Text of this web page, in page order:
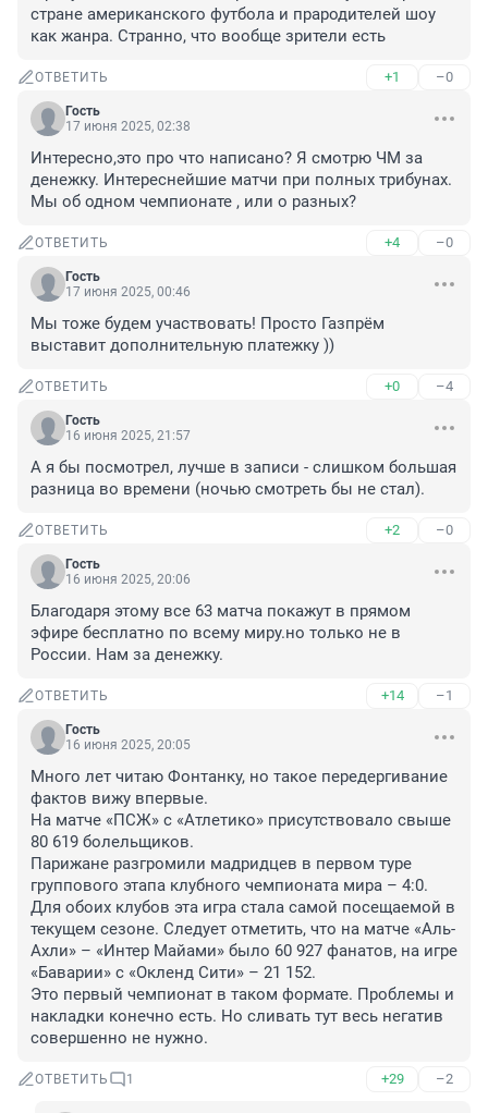
стране американского футбола и прародителей шоу
как жанра. Странно, что вообще зрители есть
ОТВЕТИТЬ +1 –0
Гость
17 июня 2025, 02:38
Интересно,это про что написано? Я смотрю ЧМ за
денежку. Интереснейшие матчи при полных трибунах.
Мы об одном чемпионате , или о разных?
ОТВЕТИТЬ +4 –0
Гость
17 июня 2025, 00:46
Мы тоже будем участвовать! Просто Газпрём
выставит дополнительную платежку ))
ОТВЕТИТЬ +0 –4
Гость
16 июня 2025, 21:57
А я бы посмотрел, лучше в записи - слишком большая
разница во времени (ночью смотреть бы не стал).
ОТВЕТИТЬ +2 –0
Гость
16 июня 2025, 20:06
Благодаря этому все 63 матча покажут в прямом
эфире бесплатно по всему миру.но только не в
России. Нам за денежку.
ОТВЕТИТЬ +14 –1
Гость
16 июня 2025, 20:05
Много лет читаю Фонтанку, но такое передергивание
фактов вижу впервые.
На матче «ПСЖ» с «Атлетико» присутствовало свыше
80 619 болельщиков.
Парижане разгромили мадридцев в первом туре
группового этапа клубного чемпионата мира – 4:0.
Для обоих клубов эта игра стала самой посещаемой в
текущем сезоне. Следует отметить, что на матче «Аль-
Ахли» – «Интер Майами» было 60 927 фанатов, на игре
«Баварии» с «Окленд Сити» – 21 152.
Это первый чемпионат в таком формате. Проблемы и
накладки конечно есть. Но сливать тут весь негатив
совершенно не нужно.
ОТВЕТИТЬ 1 +29 –2